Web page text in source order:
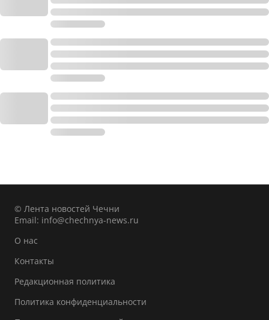
© Лента новостей Чечни
Email: info@chechnya-news.ru
О нас
Контакты
Редакционная политика
Политика конфиденциальности